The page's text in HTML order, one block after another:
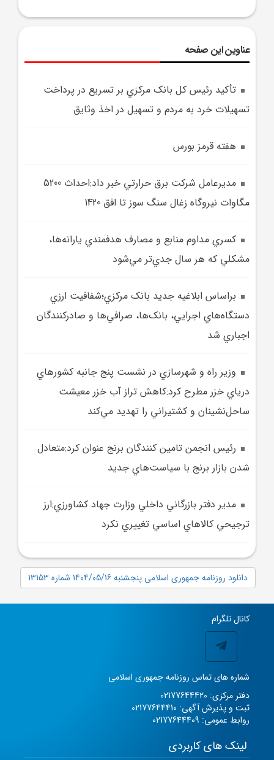
عناوین این صفحه
تأکيد رئيس کل بانک مرکزي بر تسريع در پرداخت
تسهيلات خرد به مردم و تسهيل در اخذ وثايق
هفته قرمز بورس
مديرعامل شرکت برق حرارتي خبر داد:احداث 5200
مگاوات نيروگاه زغال سنگ سوز تا افق 1420
کسري مداوم منابع و مصارف هدفمندي يارانه‌ها،
مشکلي که هر سال جدي‌تر مي‌شود
براساس ابلاغيه جديد بانک مرکزي؛شفافيت ارزي
دستگاه‌هاي اجرايي، بانک‌ها، صرافي‌ها و صادرکنندگان
اجباري شد
وزير راه و شهرسازي در نشست پنج جانبه کشورهاي
درياي خزر مطرح کرد:کاهش تراز آب خزر معيشت
ساحل‌نشينان و کشتيراني را تهديد مي‌کند
رئيس انجمن تامين کنندگان برنج عنوان کرد:متعادل
شدن بازار برنج با سياست‌هاي جديد
مدير دفتر بازرگاني داخلي وزارت جهاد کشاورزي:ارز
ترجيحي کالا‌هاي اساسي تغييري نکرد
دانلود روزنامه جمهوری اسلامی پنجشنبه 1404/05/16 شماره 13153
کانال تلگرام
شماره های تماس روزنامه جمهوری اسلامی
دفتر مرکزی: 02177644420
ثبت و پذیرش آگهی: 02177644410
روابط عمومی: 02177644409
لینک های کاربردی